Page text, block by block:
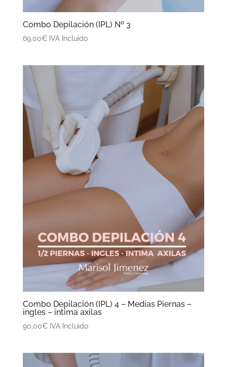
Combo Depilación (IPL) Nº 3
69,00€ IVA Incluido
Combo Depilación (IPL) 4 – Medias Piernas –
ingles – intima axilas
90,00€ IVA Incluido